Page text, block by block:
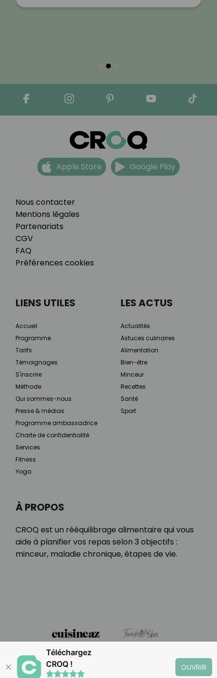
Nous contacter
Mentions légales
Partenariats
CGV
FAQ
Préférences cookies
Apple Store Google Play
À PROPOS
CROQ est un rééquilibrage alimentaire qui vous
aide à planifier vos repas selon 3 objectifs :
minceur, maladie chronique, étapes de vie.
LIENS UTILES
Accueil
Programme
Tarifs
Témoignages
S'inscrire
Méthode
Qui sommes-nous
Presse & médias
Programme ambassadrice
Charte de confidentialité
Services
Fitness
Yoga
LES ACTUS
Actualités
Astuces culinaires
Alimentation
Bien-être
Minceur
Recettes
Santé
Sport
✕
Téléchargez
CROQ !
OUVRIR